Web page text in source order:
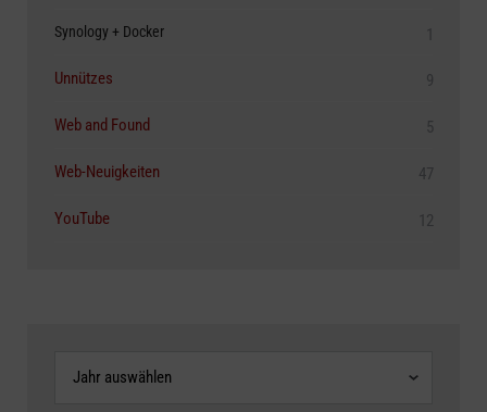
Synology + Docker 1
Unnützes 9
Web and Found 5
Web-Neuigkeiten 47
YouTube 12